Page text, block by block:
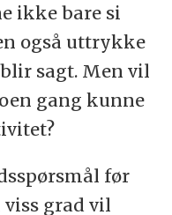
ikke bare si
også uttrykke
sagt. Men vil
gang kunne
før
viss grad vil